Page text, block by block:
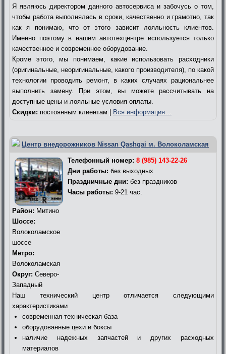
Я являюсь директором данного автосервиса и забочусь о том,
чтобы работа выполнялась в сроки, качественно и грамотно, так
как я понимаю, что от этого зависит лояльность клиентов.
Именно поэтому в нашем автотехцентре используется только
качественное и современное оборудование.
Кроме этого, мы понимаем, какие использовать расходники
(оригинальные, неоригинальные, какого производителя), по какой
технологии проводить ремонт, в каких случаях рациональнее
выполнить замену. При этом, вы можете рассчитывать на
доступные цены и лояльные условия оплаты.
Скидки: постоянным клиентам | Вся информация…
Центр внедорожников Nissan Qashqai м. Волоколамская
Телефонный номер: 8 (985) 143-22-26
Дни работы: без выходных
Праздничные дни: без праздников
Часы работы: 9-21 час.
Район: Митино
Шоссе:
Волоколамское
шоссе
Метро:
Волоколамская
Округ: Северо-
Западный
Наш технический центр отличается следующими
характеристиками
современная техническая база
оборудованные цехи и боксы
наличие надежных запчастей и других расходных
материалов